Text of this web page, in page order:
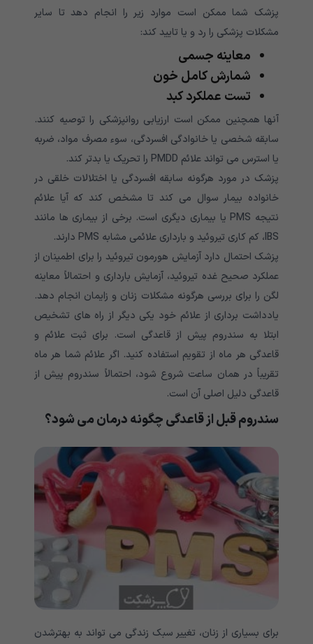
پزشک شما ممکن است موارد زیر را انجام دهد تا سایر
مشکلات پزشکی را رد و یا تایید کند:
معاینه جسمی
شمارش کامل خون
تست عملکرد کبد
آنها همچنین ممکن است ارزیابی روانپزشکی را توصیه کنند.
سابقه شخصی یا خانوادگی افسردگی، سوء مصرف مواد، ضربه
یا استرس می تواند علائم PMDD را تحریک یا بدتر کند.
پزشک در مورد هرگونه سابقه افسردگی یا اختلالات خلقی در
خانواده بیمار سوال می کند تا مشخص کند که آیا علائم
نتیجه PMS یا بیماری دیگری است. برخی از بیماری ها مانند
IBS، کم کاری تیروئید و بارداری علائمی مشابه PMS دارند.
پزشک احتمال دارد آزمایش هورمون تیروئید را برای اطمینان از
عملکرد صحیح غده تیروئید، آزمایش بارداری و احتمالاً معاینه
لگن را برای بررسی هرگونه مشکلات زنان و زایمان انجام دهد.
یادداشت برداری از علائم خود یکی دیگر از راه های تشخیص
ابتلا به سندروم پیش از قاعدگی است. برای ثبت علائم و
قاعدگی هر ماه از تقویم استفاده کنید. اگر علائم شما هر ماه
تقریباً در همان ساعت شروع شود، احتمالاً سندروم پیش از
قاعدگی دلیل اصلی آن است.
سندروم قبل از قاعدگی چگونه درمان می شود؟
برای بسیاری از زنان، تغییر سبک زندگی می تواند به بهترشدن